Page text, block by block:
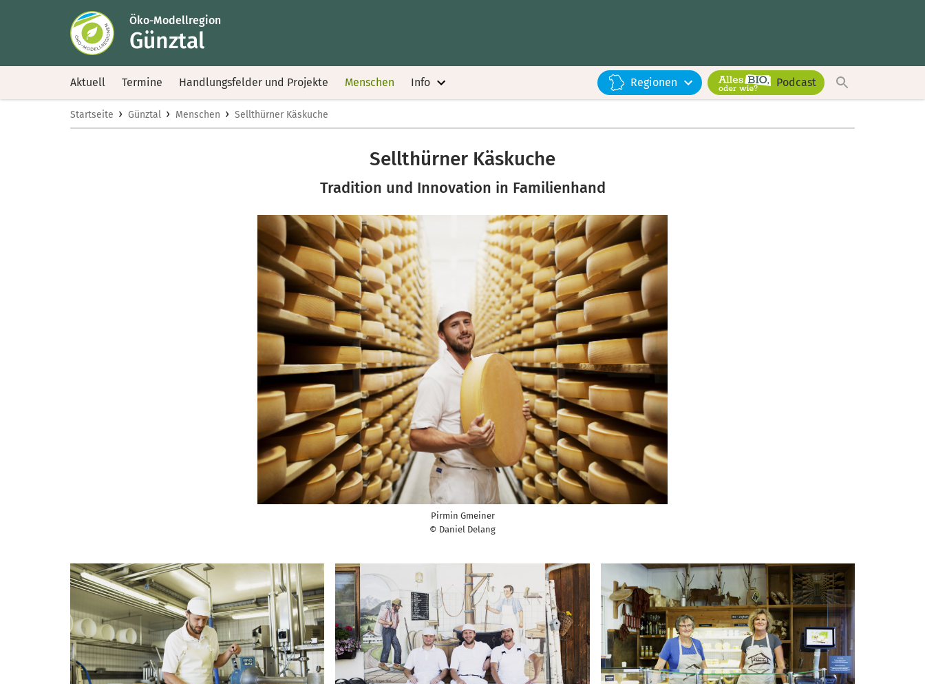
Öko-Modellregion
Günztal
Aktuell Termine Handlungsfelder und Projekte Menschen Info Regionen Podcast
Startseite › Günztal › Menschen › Sellthürner Käskuche
Sellthürner Käskuche
Tradition und Innovation in Familienhand
Pirmin Gmeiner
© Daniel Delang